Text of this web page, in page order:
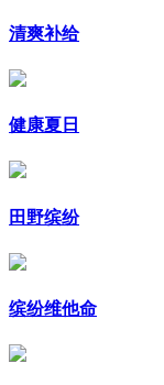
清爽补给
健康夏日
田野缤纷
缤纷维他命